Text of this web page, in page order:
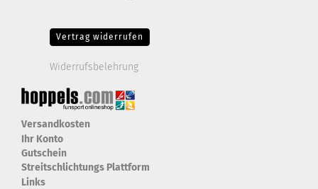
Vertrag widerrufen
Widerrufsbelehrung
Versandkosten
Ihr Konto
Gutschein
Streitschlichtungs Plattform
Links